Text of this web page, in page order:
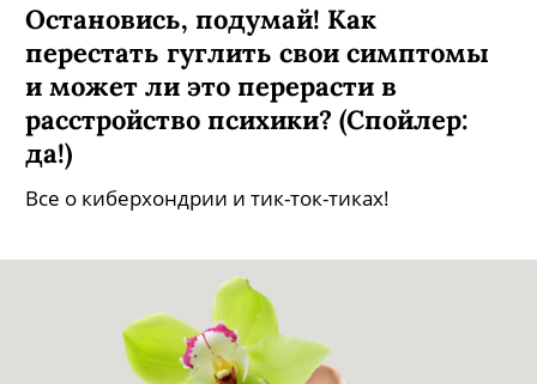
Остановись, подумай! Как
перестать гуглить свои симптомы
и может ли это перерасти в
расстройство психики? (Спойлер:
да!)
Все о киберхондрии и тик-ток-тиках!